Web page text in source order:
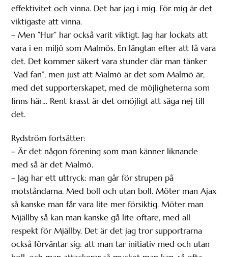
effektivitet och vinna. Det har jag i mig. För mig är det
viktigaste att vinna.
– Men ”Hur” har också varit viktigt. Jag har lockats att
vara i en miljö som Malmös. En längtan efter att få vara
det. Det kommer säkert vara stunder där man tänker
”Vad fan”, men just att Malmö är det som Malmö är,
med det supporterskapet, med de möjligheterna som
finns här… Rent krasst är det omöjligt att säga nej till
det.
Rydström fortsätter:
– Är det någon förening som man känner liknande
med så är det Malmö.
– Jag har ett uttryck: man går för strupen på
motståndarna. Med boll och utan boll. Möter man Ajax
så kanske man får vara lite mer försiktig. Möter man
Mjällby så kan man kanske gå lite oftare, med all
respekt för Mjällby. Det är det jag tror supportrarna
också förväntar sig: att man tar initiativ med och utan